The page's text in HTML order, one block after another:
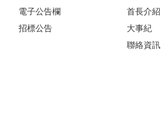
電子公告欄
招標公告
首長介紹
大事紀
聯絡資訊